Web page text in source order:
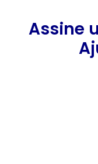
Assine